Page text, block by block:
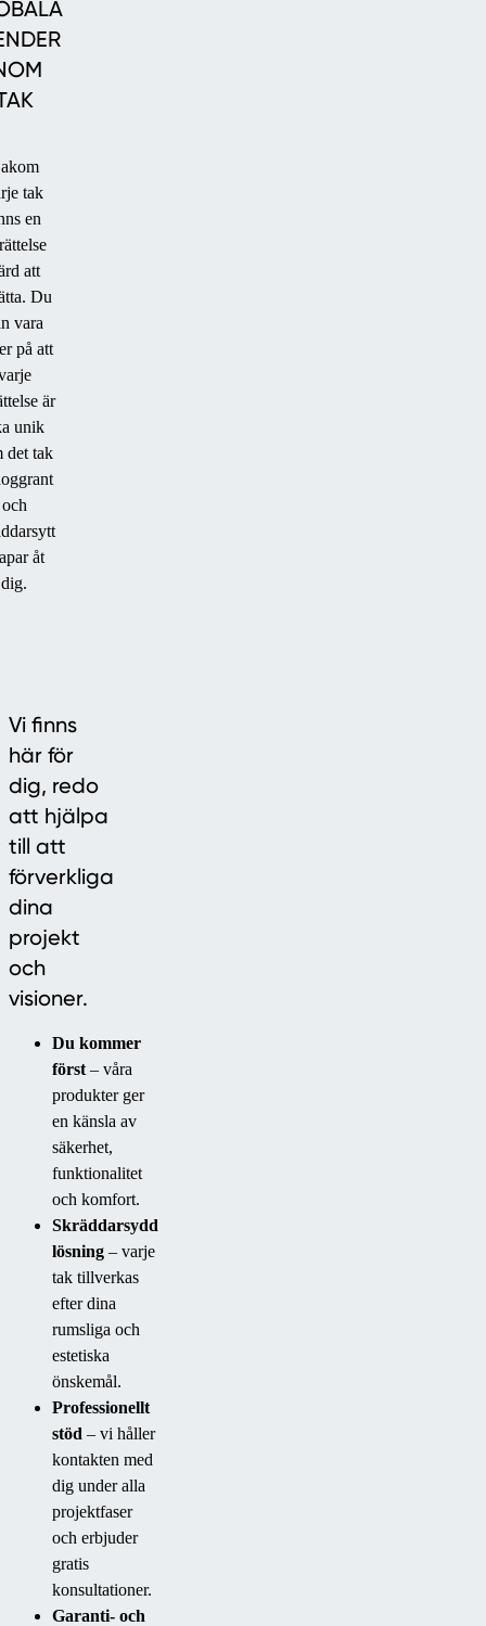
tak
en
att
Du
vara
på att
är
unik
det tak
och
åt
dig.
UTERUM
SOLAR
Vi finns
här för
dig, redo
att hjälpa
till att
förverkliga
dina
projekt
och
visioner.
Du kommer
först – våra
produkter ger
en känsla av
säkerhet,
funktionalitet
och komfort.
Skräddarsydd
lösning – varje
tak tillverkas
efter dina
rumsliga och
estetiska
önskemål.
Professionellt
stöd – vi håller
kontakten med
dig under alla
projektfaser
och erbjuder
gratis
konsultationer.
Garanti- och